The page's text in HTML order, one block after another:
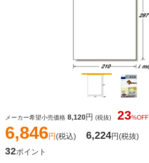
メーカー希望小売価格 8,120円 (税抜) 23%OFF
6,846円(税込) 6,224円(税抜)
32ポイント